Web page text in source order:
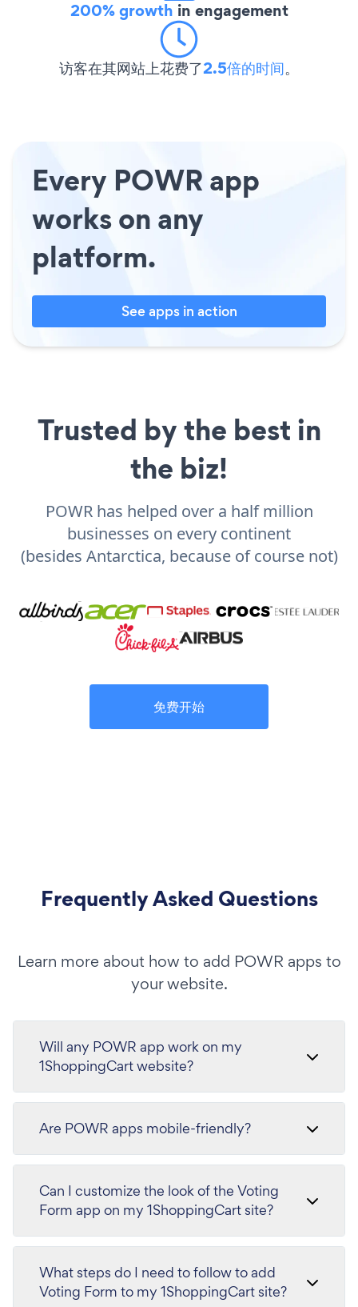
200% growth in engagement
访客在其网站上花费了2.5倍的时间。
Every POWR app
works on any
platform.
See apps in action
Trusted by the best in
the biz!
POWR has helped over a half million
businesses on every continent
(besides Antarctica, because of course not)
免费开始
Frequently Asked Questions
Learn more about how to add POWR apps to
your website.
Will any POWR app work on my
1ShoppingCart website?
Are POWR apps mobile-friendly?
Can I customize the look of the Voting
Form app on my 1ShoppingCart site?
What steps do I need to follow to add
Voting Form to my 1ShoppingCart site?